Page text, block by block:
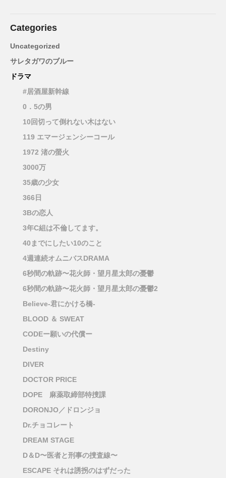
Categories
Uncategorized
サレタガワのブルー
ドラマ
#居酒屋新幹線
0．5の男
10回切って倒れない木はない
119 エマージェンシーコール
1972 渚の螢火
3000万
35歳の少女
366日
3Bの恋人
3年C組は不倫してます。
40までにしたい10のこと
4週連続オムニバスDRAMA
6秒間の軌跡〜花火師・望月星太郎の憂鬱
6秒間の軌跡〜花火師・望月星太郎の憂鬱2
Believe-君にかける橋-
BLOOD ＆ SWEAT
CODEー願いの代償ー
Destiny
DIVER
DOCTOR PRICE
DOPE 麻薬取締部特捜課
DORONJO／ドロンジョ
Dr.チョコレート
DREAM STAGE
D＆D〜医者と刑事の捜査線〜
ESCAPE それは誘拐のはずだった